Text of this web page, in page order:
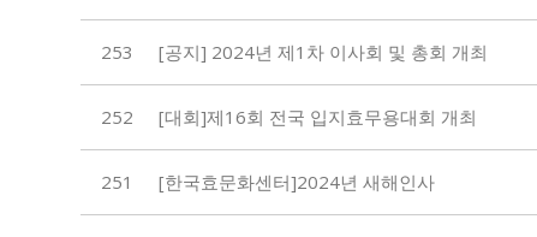
253 [공지] 2024년 제1차 이사회 및 총회 개최
252 [대회]제16회 전국 입지효무용대회 개최
251 [한국효문화센터]2024년 새해인사